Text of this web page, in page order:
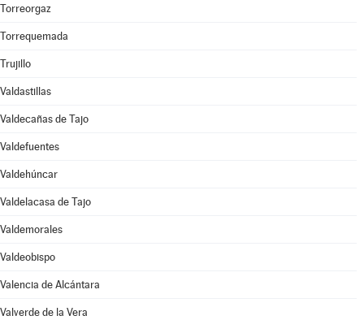
Torreorgaz
Torrequemada
Trujillo
Valdastillas
Valdecañas de Tajo
Valdefuentes
Valdehúncar
Valdelacasa de Tajo
Valdemorales
Valdeobispo
Valencia de Alcántara
Valverde de la Vera